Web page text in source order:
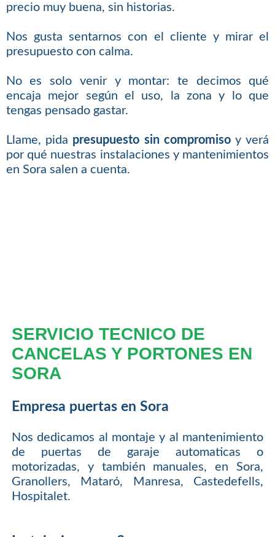
precio muy buena, sin historias.
Nos gusta sentarnos con el cliente y mirar el
presupuesto con calma.
No es solo venir y montar: te decimos qué
encaja mejor según el uso, la zona y lo que
tengas pensado gastar.
Llame, pida presupuesto sin compromisoy verá
por qué nuestras instalaciones y mantenimientos
en Sora salen a cuenta.
SERVICIO TECNICO DE
CANCELAS Y PORTONES EN
SORA
Empresa puertas en Sora
Nos dedicamos al montaje y al mantenimiento
de puertas de garaje automaticas o
motorizadas, y también manuales, en Sora,
Granollers, Mataró, Manresa, Castedefells,
Hospitalet.